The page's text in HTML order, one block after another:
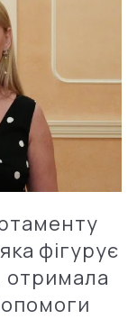
фігурує
отримала